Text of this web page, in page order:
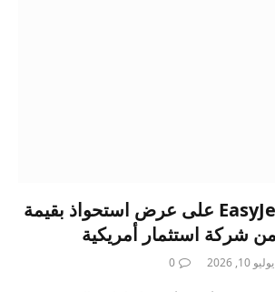
وافقت شركة EasyJet على عرض استحواذ بقيمة
يوليو 10, 2026 0